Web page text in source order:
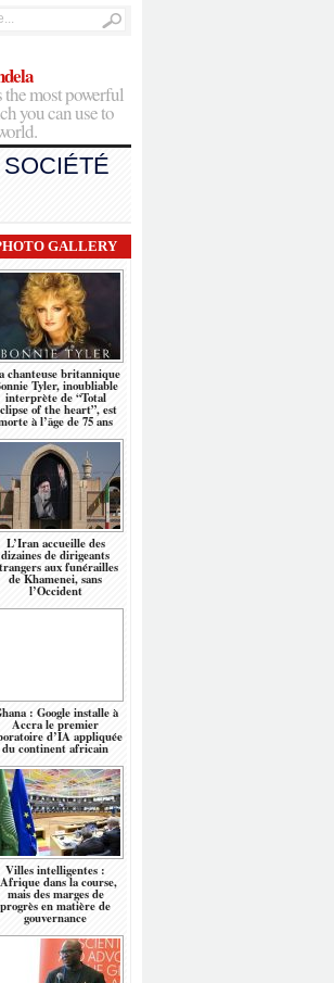
most powerful
you can use to
SOCIÉTÉ
GALLERY
chanteuse britannique
Tyler, inoubliable
interprète de “Total
of the heart”, est
à l’âge de 75 ans
L’Iran accueille des
dizaines de dirigeants
aux funérailles
de Khamenei, sans
l’Occident
: Google installe à
Accra le premier
d’IA appliquée
du continent africain
Villes intelligentes :
dans la course,
mais des marges de
progrès en matière de
gouvernance